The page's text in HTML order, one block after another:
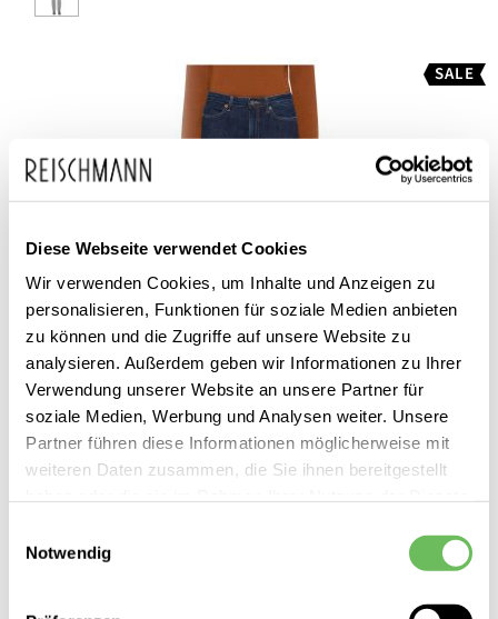
Diese Webseite verwendet Cookies
Wir verwenden Cookies, um Inhalte und Anzeigen zu
personalisieren, Funktionen für soziale Medien anbieten
zu können und die Zugriffe auf unsere Website zu
analysieren. Außerdem geben wir Informationen zu Ihrer
Verwendung unserer Website an unsere Partner für
soziale Medien, Werbung und Analysen weiter. Unsere
Partner führen diese Informationen möglicherweise mit
weiteren Daten zusammen, die Sie ihnen bereitgestellt
Notwendig
SALE
Dondup
Damen Bootcut Jeans Mandy
230,00 €